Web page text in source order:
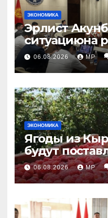
ЭКОНОМИКА
Эрлист
ситуациюна
топливными
06.08.2026 MP
ЭКОНОМИКА
Ягоды из
будут
06.08.2026 MP